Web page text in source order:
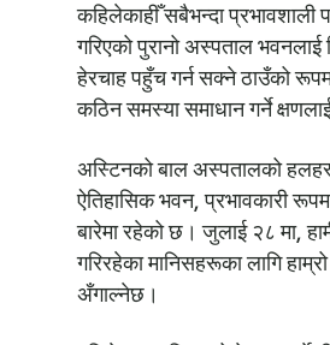
कहिलेकाहीँ सबैभन्दा प्रभावशाली
गरिएको पुरानो अस्पताल
हेरचाह पहुँच गर्न सक्ने ठाउँको
कठिन समस्या समाधान गर्ने
अस्टिनको बाल अस्पतालको
ऐतिहासिक भवन, प्रभावकारी
बारेमा रहेको छ। जुलाई २८ मा,
गरिरहेका मानिसहरूका लागि
अँगाल्नेछ।